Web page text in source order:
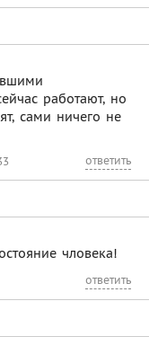
работают, но
сами ничего не
ответить
чловека!
ответить